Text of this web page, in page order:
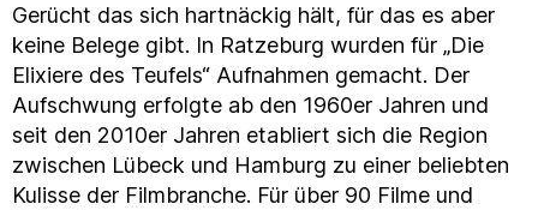
Gerücht das sich hartnäckig hält, für das es aber
keine Belege gibt. In Ratzeburg wurden für „Die
Elixiere des Teufels“ Aufnahmen gemacht. Der
Aufschwung erfolgte ab den 1960er Jahren und
seit den 2010er Jahren etabliert sich die Region
zwischen Lübeck und Hamburg zu einer beliebten
Kulisse der Filmbranche. Für über 90 Filme und